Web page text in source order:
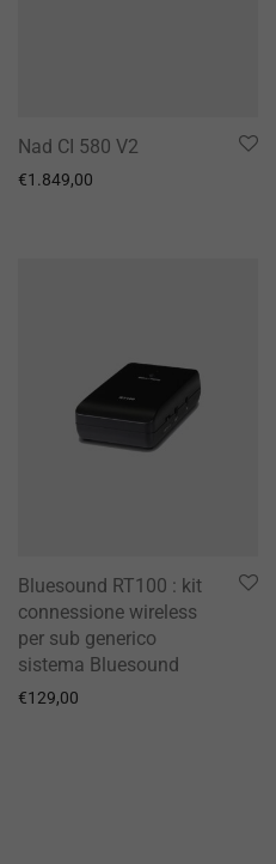
Nad CI 580 V2
€1.849,00
Bluesound RT100 : kit
connessione wireless
per sub generico
sistema Bluesound
€129,00